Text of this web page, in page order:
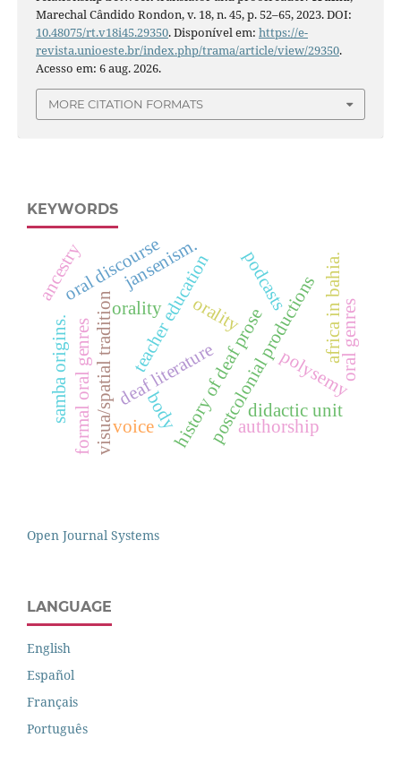
Marechal Cândido Rondon, v. 18, n. 45, p. 52–65, 2023. DOI:
10.48075/rt.v18i45.29350. Disponível em: https://e-
revista.unioeste.br/index.php/trama/article/view/29350.
Acesso em: 6 aug. 2026.
MORE CITATION FORMATS
KEYWORDS
visua/spatial traditiondeaf literaturehistory of deaf prose
postcolonial productions
orality
didactic unit
orality
teacher education
oral discourse
polysemy
authorship
podcasts
formal oral genres oral genres
body
voice
ancestry africa in bahia.
samba origins.
jansenism.
Open Journal Systems
LANGUAGE
English
Español
Français
Português